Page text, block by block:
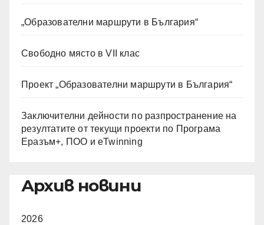
„Образователни маршрути в България“
Свободно място в VII клас
Проект „Образователни маршрути в България“
Заключителни дейности по разпространение на
резултатите от текущи проекти по Програма
Еразъм+, ПОО и eTwinning
Архив новини
2026